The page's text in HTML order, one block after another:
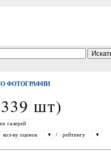
ФОТОГРАФИИ
шт)
галерей
кол-ву оценок / рейтингу